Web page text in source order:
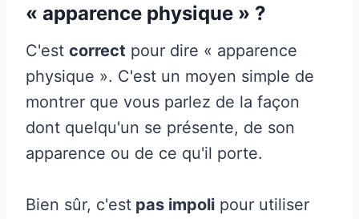
« apparence physique » ?
C'est correct pour dire « apparence
physique ». C'est un moyen simple de
montrer que vous parlez de la façon
dont quelqu'un se présente, de son
apparence ou de ce qu'il porte.
Bien sûr, c'est pas impoli pour utiliser